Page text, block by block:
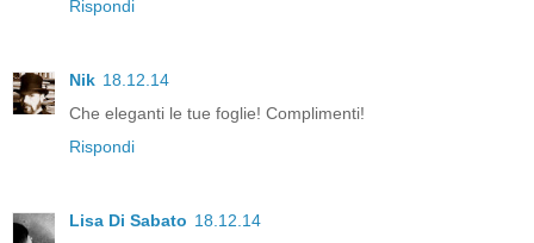
Rispondi
Nik 18.12.14
Che eleganti le tue foglie! Complimenti!
Rispondi
Lisa Di Sabato 18.12.14